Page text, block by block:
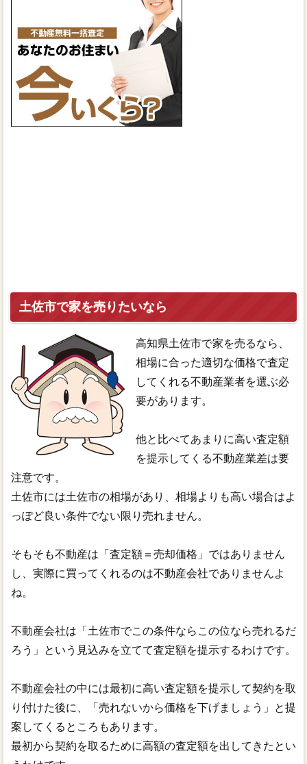
土佐市で家を売りたいなら
高知県土佐市で家を売るなら、
相場に合った適切な価格で査定
してくれる不動産業者を選ぶ必
要があります。
他と比べてあまりに高い査定額
を提示してくる不動産業差は要
注意です。
土佐市には土佐市の相場があり、相場よりも高い場合はよ
っぽど良い条件でない限り売れません。
そもそも不動産は「査定額＝売却価格」ではありません
し、実際に買ってくれるのは不動産会社でありませんよ
ね。
不動産会社は「土佐市でこの条件ならこの位なら売れるだ
ろう」という見込みを立てて査定額を提示するわけです。
不動産会社の中には最初に高い査定額を提示して契約を取
り付けた後に、「売れないから価格を下げましょう」と提
案してくるところもあります。
最初から契約を取るために高額の査定額を出してきたとい